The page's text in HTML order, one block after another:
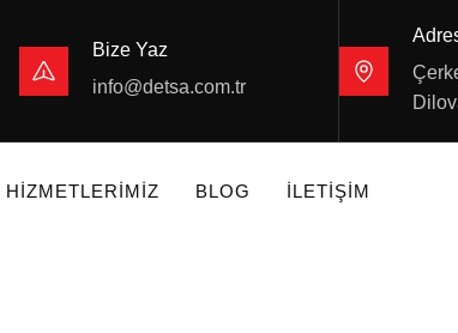
Bize Yaz
info@detsa.com.tr
HIZMETLERIMIZ BLOG İLETIŞIM